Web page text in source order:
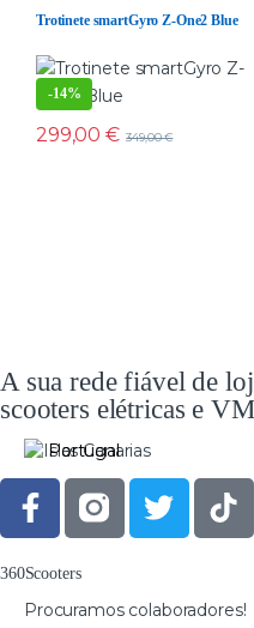
Trotinete smartGyro Z-One2 Blue
-14%
299,00€ 349,00€
A sua rede fiável de
scooters elétricas e
Portugal
360Scooters
Procuramos colaboradores!